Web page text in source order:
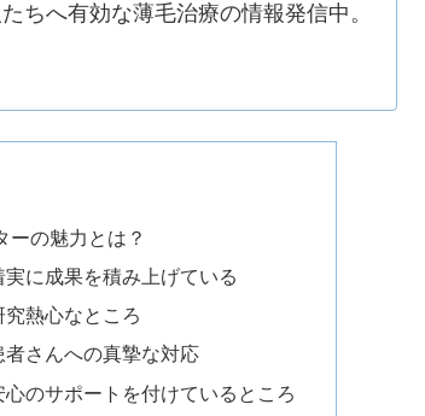
ちへ有効な薄毛治療の情報発信中。
ーの魅力とは？
に成果を積み上げている
熱心なところ
さんへの真摯な対応
のサポートを付けているところ